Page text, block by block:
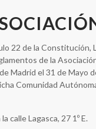
22 de la Constitución,
de la
Madrid el 31 de Mayo
Comunidad
calle Lagasca, 27 1º E.